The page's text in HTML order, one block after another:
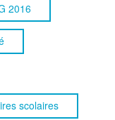
2016
scolaires